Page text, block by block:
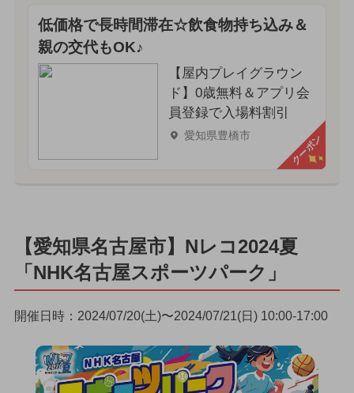
低価格で長時間滞在☆飲食物持ち込み＆
親の交代もOK♪
【屋内プレイグラウン
ド】0歳無料＆アプリ会
員登録で入場料割引
愛知県豊橋市 クーポン
【愛知県名古屋市】Nレコ2024夏
「NHK名古屋スポーツパーク」
開催日時：2024/07/20(土)〜2024/07/21(日) 10:00-17:00